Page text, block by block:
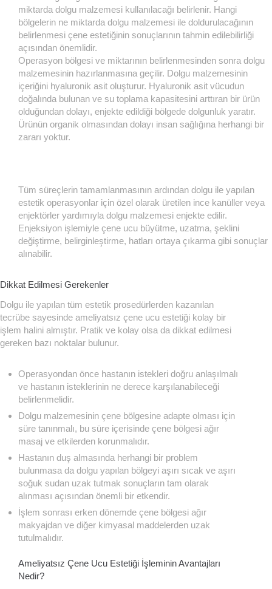
miktarda dolgu malzemesi kullanılacağı belirlenir. Hangi
bölgelerin ne miktarda dolgu malzemesi ile doldurulacağının
belirlenmesi çene estetiğinin sonuçlarının tahmin edilebilirliği
açısından önemlidir.
Operasyon bölgesi ve miktarının belirlenmesinden sonra dolgu
malzemesinin hazırlanmasına geçilir. Dolgu malzemesinin
içeriğini hyaluronik asit oluşturur. Hyaluronik asit vücudun
doğalında bulunan ve su toplama kapasitesini arttıran bir ürün
olduğundan dolayı, enjekte edildiği bölgede dolgunluk yaratır.
Ürünün organik olmasından dolayı insan sağlığına herhangi bir
zararı yoktur.
Tüm süreçlerin tamamlanmasının ardından dolgu ile yapılan
estetik operasyonlar için özel olarak üretilen ince kanüller veya
enjektörler yardımıyla dolgu malzemesi enjekte edilir.
Enjeksiyon işlemiyle çene ucu büyütme, uzatma, şeklini
değiştirme, belirginleştirme, hatları ortaya çıkarma gibi sonuçlar
alınabilir.
Dikkat Edilmesi Gerekenler
Dolgu ile yapılan tüm estetik prosedürlerden kazanılan
tecrübe sayesinde ameliyatsız çene ucu estetiği kolay bir
işlem halini almıştır. Pratik ve kolay olsa da dikkat edilmesi
gereken bazı noktalar bulunur.
Operasyondan önce hastanın istekleri doğru anlaşılmalı
ve hastanın isteklerinin ne derece karşılanabileceği
belirlenmelidir.
Dolgu malzemesinin çene bölgesine adapte olması için
süre tanınmalı, bu süre içerisinde çene bölgesi ağır
masaj ve etkilerden korunmalıdır.
Hastanın duş almasında herhangi bir problem
bulunmasa da dolgu yapılan bölgeyi aşırı sıcak ve aşırı
soğuk sudan uzak tutmak sonuçların tam olarak
alınması açısından önemli bir etkendir.
İşlem sonrası erken dönemde çene bölgesi ağır
makyajdan ve diğer kimyasal maddelerden uzak
tutulmalıdır.
Ameliyatsız Çene Ucu Estetiği İşleminin Avantajları
Nedir?